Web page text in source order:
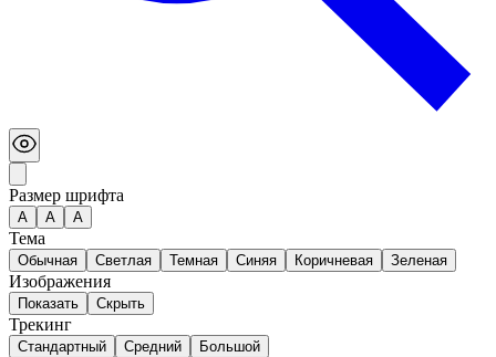
Размер шрифта
А A A
Тема
Обычная Светлая Темная Синяя Коричневая Зеленая
Изображения
Показать Скрыть
Трекинг
Стандартный Средний Большой